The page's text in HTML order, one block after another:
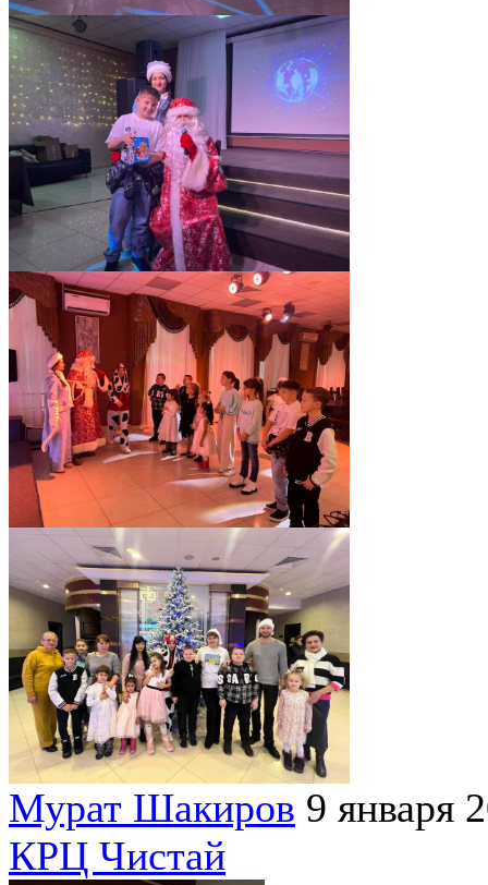
Мурат Шакиров 9 января
КРЦ Чистай